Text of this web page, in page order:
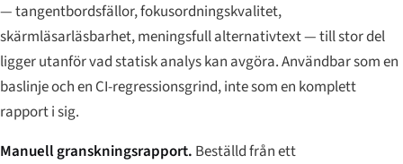
— tangentbordsfällor, fokusordningskvalitet,
skärmläsarläsbarhet, meningsfull alternativtext — till stor del
ligger utanför vad statisk analys kan avgöra. Användbar som en
baslinje och en CI-regressionsgrind, inte som en komplett
rapport i sig.
Manuell granskningsrapport. Beställd från ett